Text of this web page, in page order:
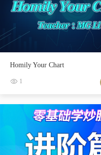
Homily Your Chart
1